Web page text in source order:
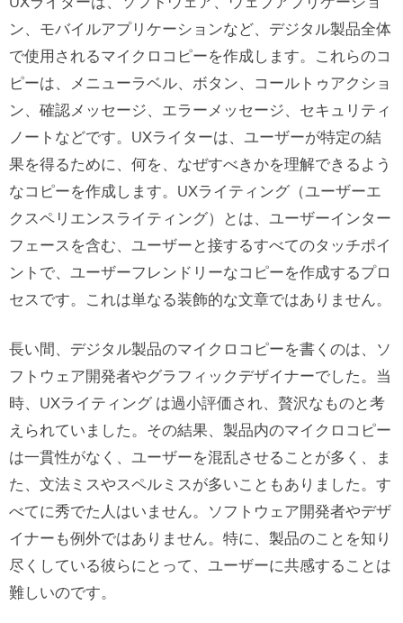
ン、モバイルアプリケーションなど、デジタル製品全体
で使用されるマイクロコピーを作成します。これらのコ
ピーは、メニューラベル、ボタン、コールトゥアクショ
ン、確認メッセージ、エラーメッセージ、セキュリティ
ノートなどです。UXライターは、ユーザーが特定の結
果を得るために、何を、なぜすべきかを理解できるよう
なコピーを作成します。UXライティング（ユーザーエ
クスペリエンスライティング）とは、ユーザーインター
フェースを含む、ユーザーと接するすべてのタッチポイ
ントで、ユーザーフレンドリーなコピーを作成するプロ
セスです。これは単なる装飾的な文章ではありません。
長い間、デジタル製品のマイクロコピーを書くのは、ソ
フトウェア開発者やグラフィックデザイナーでした。当
時、UXライティング は過小評価され、贅沢なものと考
えられていました。その結果、製品内のマイクロコピー
は一貫性がなく、ユーザーを混乱させることが多く、ま
た、文法ミスやスペルミスが多いこともありました。す
べてに秀でた人はいません。ソフトウェア開発者やデザ
イナーも例外ではありません。特に、製品のことを知り
尽くしている彼らにとって、ユーザーに共感することは
難しいのです。